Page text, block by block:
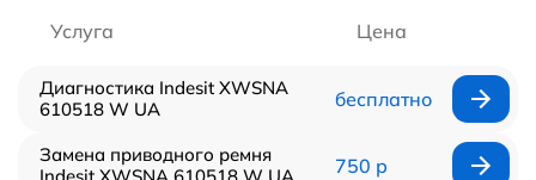
Услуга Цена
Диагностика Indesit XWSNA
610518 W UA
бесплатно
Замена приводного ремня
750 р